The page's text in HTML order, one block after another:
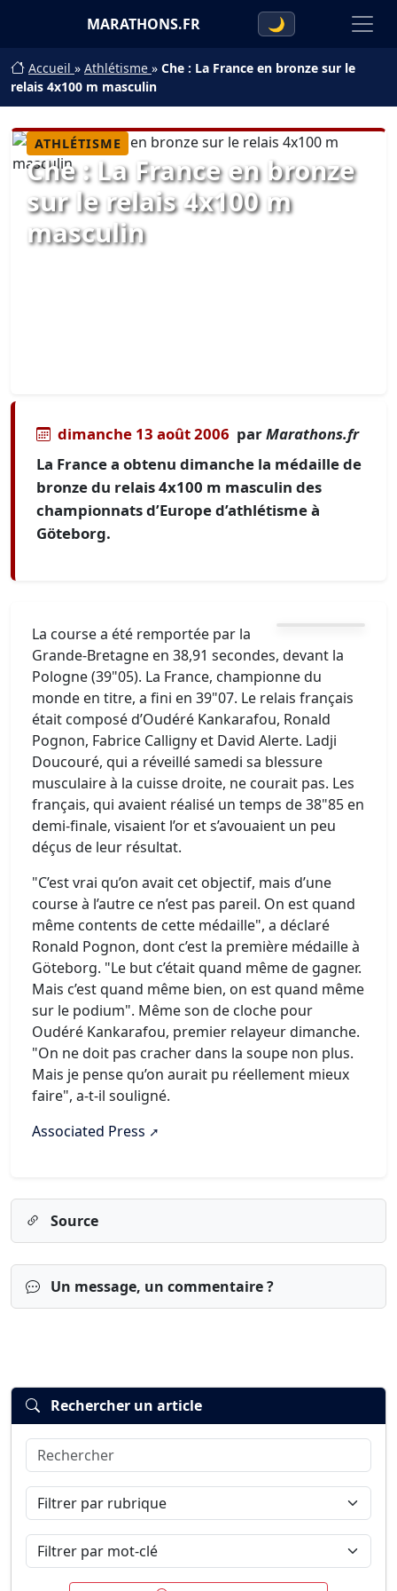
MARATHONS.FR 🌙
Accueil » Athlétisme » Che : La France en bronze sur le
relais 4x100 m masculin
ATHLÉTISME
Che : La France en bronze
sur le relais 4x100 m
masculin
dimanche 13 août 2006 parMarathons.fr
La France a obtenu dimanche la médaille de
bronze du relais 4x100 m masculin des
championnats d’Europe d’athlétisme à
Göteborg.
La course a été remportée par la
Grande-Bretagne en 38,91 secondes, devant la
Pologne (39"05). La France, championne du
monde en titre, a fini en 39"07. Le relais français
était composé d’Oudéré Kankarafou, Ronald
Pognon, Fabrice Calligny et David Alerte. Ladji
Doucouré, qui a réveillé samedi sa blessure
musculaire à la cuisse droite, ne courait pas. Les
français, qui avaient réalisé un temps de 38"85 en
demi-finale, visaient l’or et s’avouaient un peu
déçus de leur résultat.
"C’est vrai qu’on avait cet objectif, mais d’une
course à l’autre ce n’est pas pareil. On est quand
même contents de cette médaille", a déclaré
Ronald Pognon, dont c’est la première médaille à
Göteborg. "Le but c’était quand même de gagner.
Mais c’est quand même bien, on est quand même
sur le podium". Même son de cloche pour
Oudéré Kankarafou, premier relayeur dimanche.
"On ne doit pas cracher dans la soupe non plus.
Mais je pense qu’on aurait pu réellement mieux
faire", a-t-il souligné.
Associated Press
Source
Un message, un commentaire ?
Connexion
Rechercher un article
Rechercher
Filtrer par rubrique
Filtrer par mot-clé